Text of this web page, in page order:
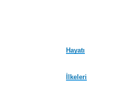
Hayatı
İlkeleri